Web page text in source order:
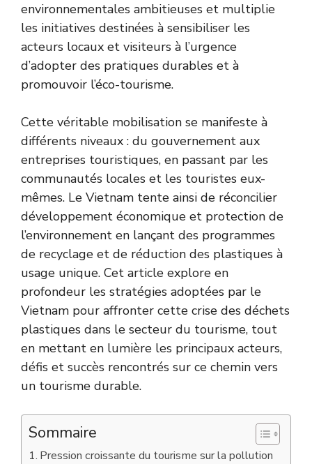
environnementales ambitieuses et multiplie
les initiatives destinées à sensibiliser les
acteurs locaux et visiteurs à l’urgence
d’adopter des pratiques durables et à
promouvoir l’éco-tourisme.
Cette véritable mobilisation se manifeste à
différents niveaux : du gouvernement aux
entreprises touristiques, en passant par les
communautés locales et les touristes eux-
mêmes. Le Vietnam tente ainsi de réconcilier
développement économique et protection de
l’environnement en lançant des programmes
de recyclage et de réduction des plastiques à
usage unique. Cet article explore en
profondeur les stratégies adoptées par le
Vietnam pour affronter cette crise des déchets
plastiques dans le secteur du tourisme, tout
en mettant en lumière les principaux acteurs,
défis et succès rencontrés sur ce chemin vers
un tourisme durable.
Sommaire
Pression croissante du tourisme sur la pollution